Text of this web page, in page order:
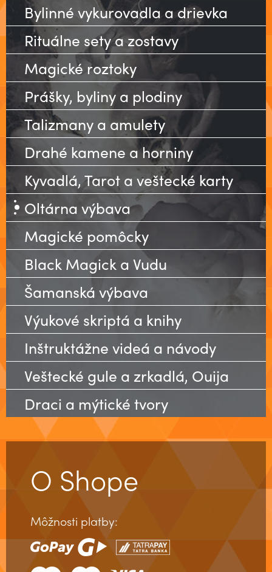
Bylinné vykurovadla a drievka
Rituálne sety a zostavy
Magické roztoky
Prášky, byliny a plodiny
Talizmany a amulety
Drahé kamene a horniny
Kyvadlá, Tarot a veštecké karty
Oltárna výbava
Magické pomôcky
Black Magick a Vudu
Šamanská výbava
Výukové skriptá a knihy
Inštruktážne videá a návody
Veštecké gule a zrkadlá, Ouija
Draci a mýtické tvory
O Shope
Môžnosti platby: